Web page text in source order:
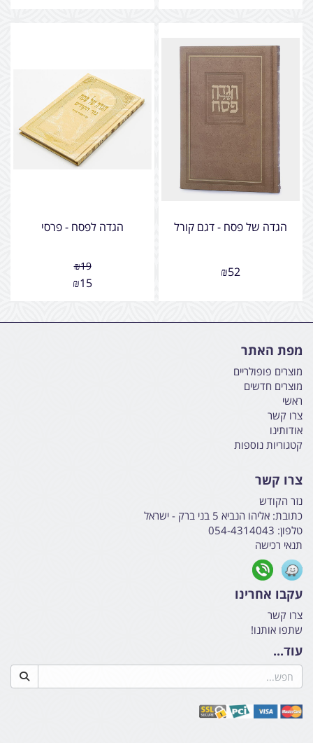
הגדה של פסח - דגם קורל
₪52
הגדה לפסח - פרסי
₪19
₪15
מפת האתר
מוצרים פופולריים
מוצרים חדשים
ראשי
צרו קשר
אודותינו
קטגוריות נוספות
צרו קשר
נזר הקודש
כתובת: אליהו הנביא 5 בני ברק - ישראל
טלפון: 054-4314043
תנאי רכישה
עקבו אחרינו
צרו קשר
שתפו אותנו!
עוד...